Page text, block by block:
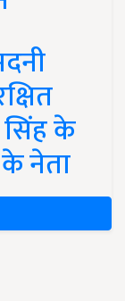
सिंह के
नेता